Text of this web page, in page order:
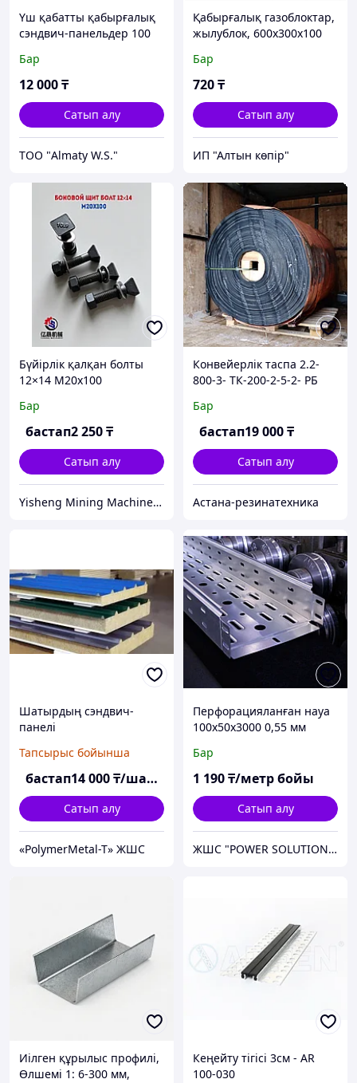
Үш қабатты қабырғалық
сэндвич-панельдер 100
Бар
12 000₸
Сатып алу
ТОО "Almaty W.S."
Қабырғалық газоблоктар,
жылублок, 600х300х100
Бар
720₸
Сатып алу
ИП "Алтын көпір"
Бүйірлік қалқан болты
12×14 M20x100
Бар
бастап2 250₸
Сатып алу
Yisheng Mining Machinery Almaty
Конвейерлік таспа 2.2-
800-3- ТК-200-2-5-2- РБ
Бар
бастап19 000₸
Сатып алу
Астана-резинатехника
Шатырдың сэндвич-
панелі
Тапсырыс бойынша
бастап14 000₸/шаршы м
Сатып алу
«PolymerMetal-T» ЖШС
Перфорацияланған науа
100x50x3000 0,55 мм
Бар
1 190₸/метр бойы
Сатып алу
ЖШС "POWER SOLUTIONS KZ"
Иілген құрылыс профилі,
Өлшемі 1: 6-300 мм,
Кеңейту тігісі 3см - AR
100-030